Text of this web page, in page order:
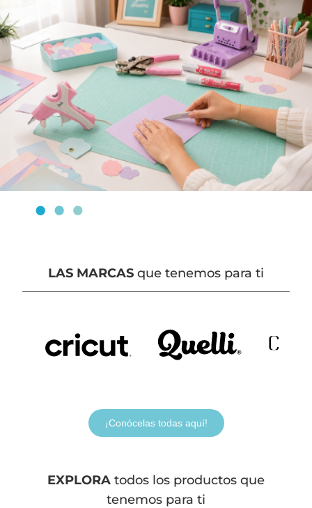
LAS MARCAS que tenemos para ti
¡Conócelas todas aquí!
EXPLORA todos los productos que
tenemos para ti